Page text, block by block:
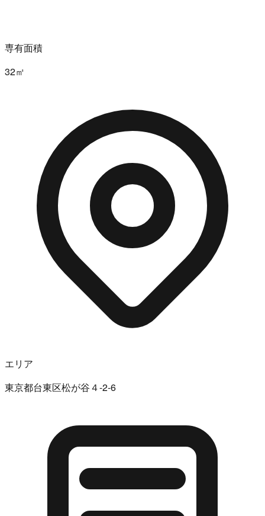
専有面積
32㎡
エリア
東京都台東区松が谷４-2-6